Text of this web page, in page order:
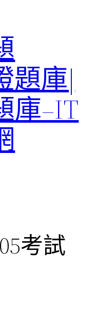
題庫|
庫–IT
考試